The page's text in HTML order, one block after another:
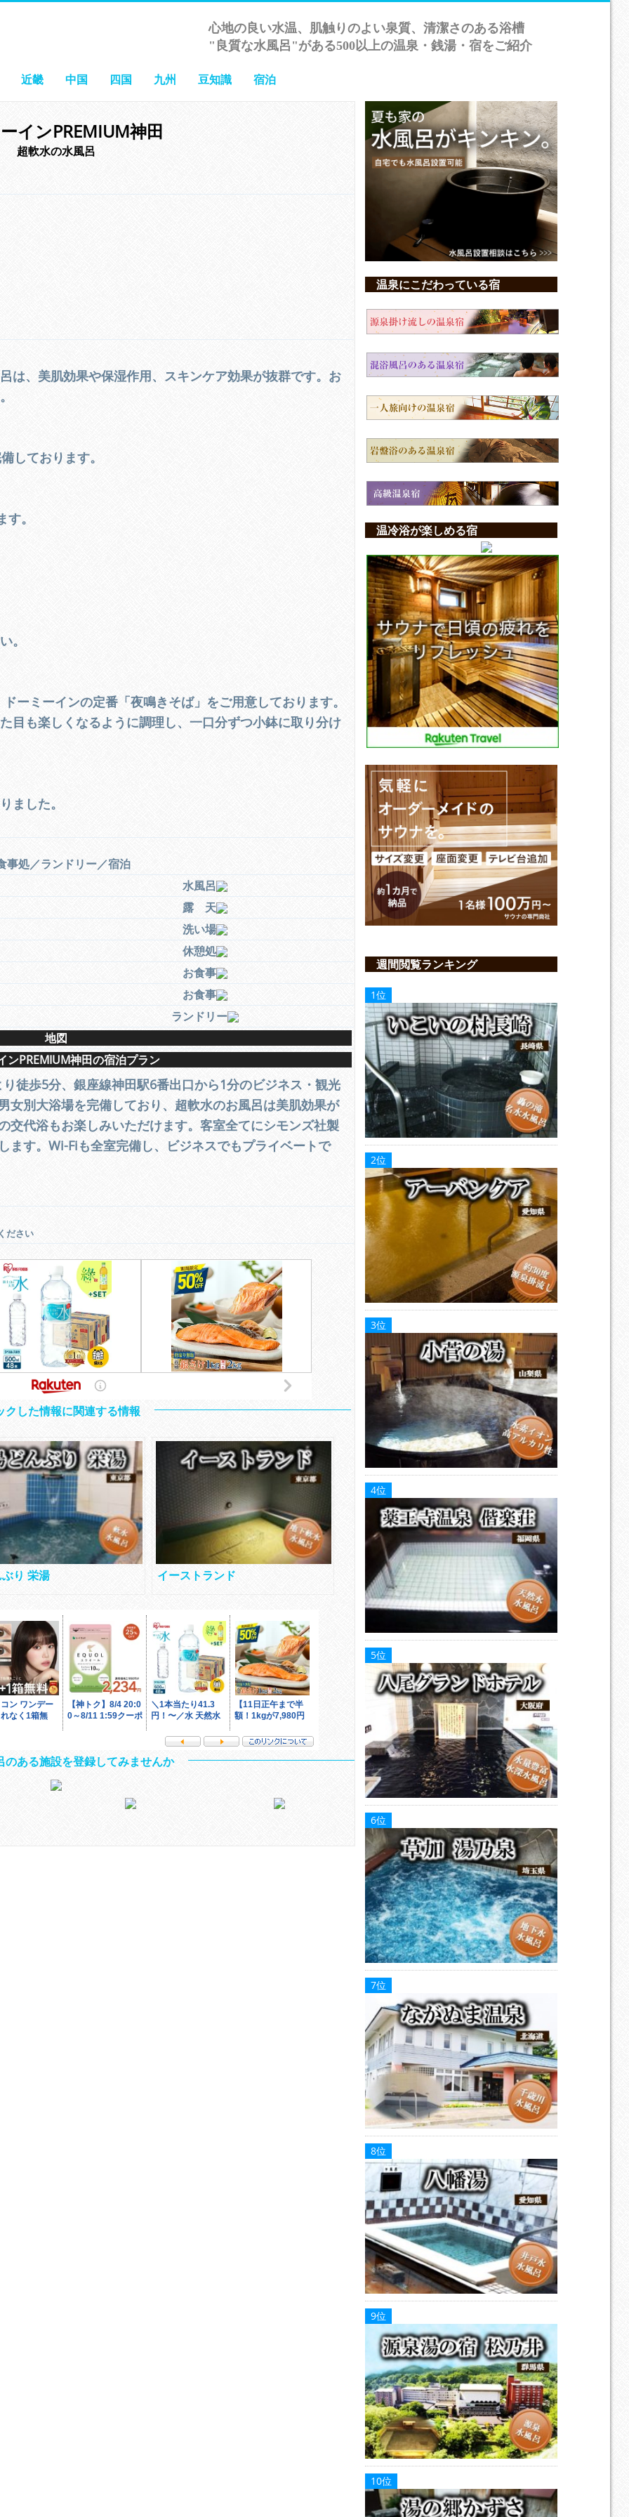
心地の良い水温、肌触りのよい泉質、清潔さのある浴槽
"良質な水風呂"がある500以上の温泉・銭湯・宿をご紹介
近畿 中国 四国 九州 豆知識 宿泊
インPREMIUM神田
超軟水の水風呂
は、美肌効果や保湿作用、スキンケア効果が抜群です。お
しております。
。
。
ーミーインの定番「夜鳴きそば」をご用意しております。
目も楽しくなるように調理し、一口分ずつ小鉢に取り分け
ました。
事処／ランドリー／宿泊
水風呂
露 天
洗い場
休憩処
お食事
お食事
ランドリー
地図
ンPREMIUM神田の宿泊プラン
徒歩5分、銀座線神田駅6番出口から1分のビジネス・観光
女別大浴場を完備しており、超軟水のお風呂は美肌効果が
交代浴もお楽しみいただけます。客室全てにシモンズ社製
ます。Wi-Fiも全室完備し、ビジネスでもプライベートで
ださい
クした情報に関連する情報
り 栄湯 イーストランド
のある施設を登録してみませんか
温泉にこだわっている宿
温冷浴が楽しめる宿
週間閲覧ランキング